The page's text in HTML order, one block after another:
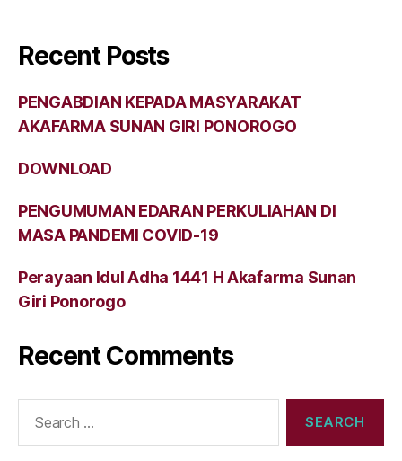
Recent Posts
PENGABDIAN KEPADA MASYARAKAT
AKAFARMA SUNAN GIRI PONOROGO
DOWNLOAD
PENGUMUMAN EDARAN PERKULIAHAN DI
MASA PANDEMI COVID-19
Perayaan Idul Adha 1441 H Akafarma Sunan
Giri Ponorogo
Recent Comments